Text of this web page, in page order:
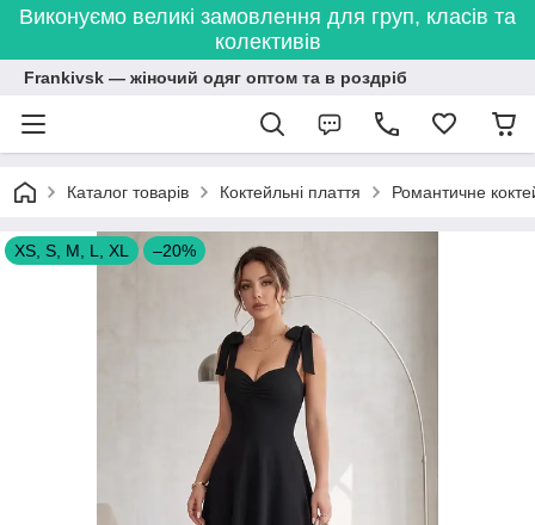
Виконуємо великі замовлення для груп, класів та
колективів
Frankivsk — жіночий одяг оптом та в роздріб
Каталог товарів Коктейльні плаття Романтичне
XS, S, M, L, XL –20%